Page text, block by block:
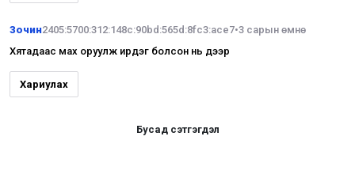
Зочин2405:5700:312:148c:90bd:565d:8fc3:ace7•3 сарын өмнө
Хятадаас мах оруулж ирдэг болсон нь дээр
Хариулах
Бусад сэтгэгдэл